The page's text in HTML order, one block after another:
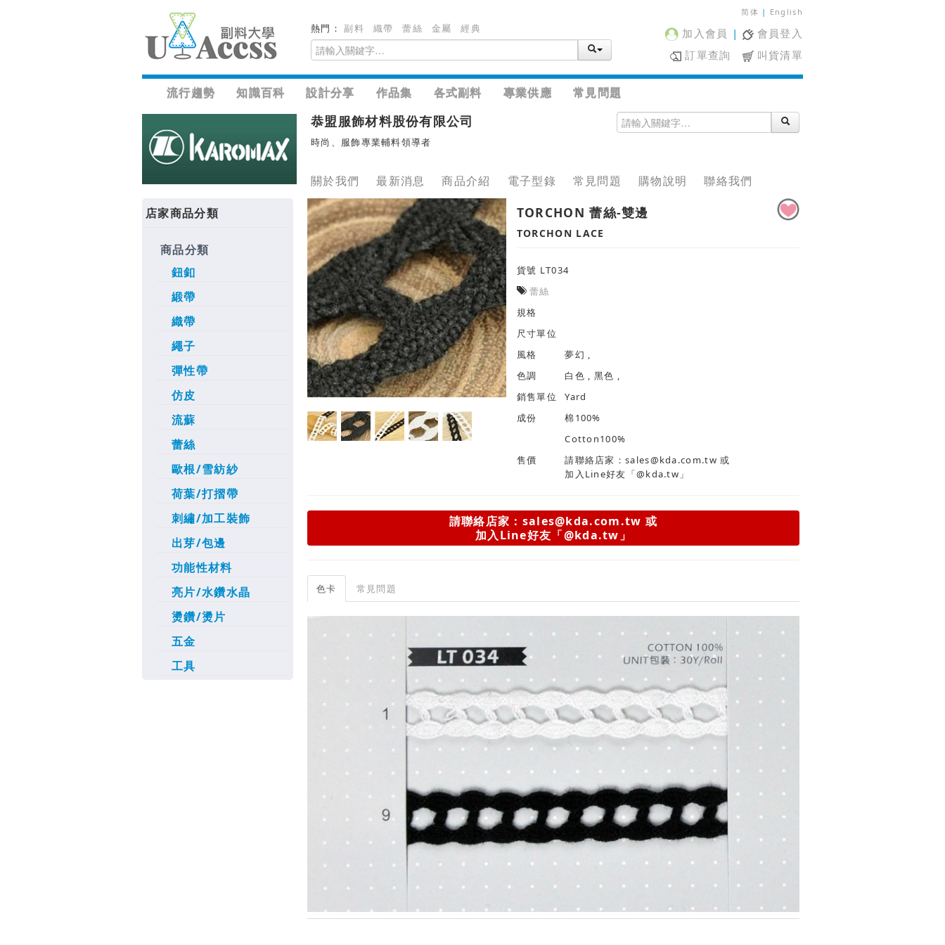
熱門：副料 織帶 蕾絲 金屬 經典
简体 | English
加入會員 |
會員登入
訂單查詢
叫貨清單
流行趨勢 知識百科 設計分享 作品集 各式副料 專業供應 常見問題
恭盟服飾材料股份有限公司
時尚、服飾專業輔料領導者
關於我們 最新消息 商品介紹 電子型錄 常見問題 購物說明 聯絡我們
店家商品分類
商品分類
鈕釦
緞帶
織帶
繩子
彈性帶
仿皮
流蘇
蕾絲
歐根/雪紡紗
荷葉/打摺帶
刺繡/加工裝飾
出芽/包邊
功能性材料
亮片/水鑽水晶
燙鑽/燙片
五金
工具
TORCHON 蕾絲-雙邊
TORCHON LACE
貨號 LT034
蕾絲
規格
尺寸單位
風格
夢幻 ,
色調
白色 , 黑色 ,
銷售單位
成份
棉100%
Cotton100%
售價
請聯絡店家：sales@kda.com.tw或
加入Line好友「@kda.tw」
請聯絡店家：sales@kda.com.tw 或
加入Line好友「@kda.tw」
色卡 常見問題